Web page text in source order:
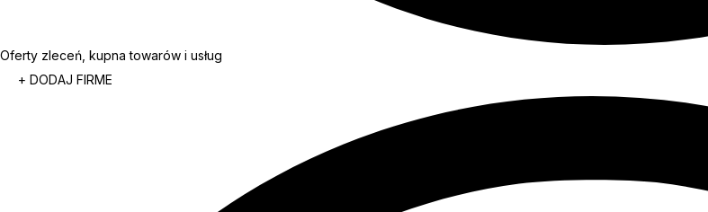
Oferty zleceń, kupna towarów i usług
+ DODAJ FIRME